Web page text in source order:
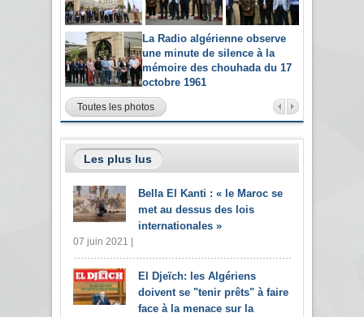
La Radio algérienne observe
une minute de silence à la
mémoire des chouhada du 17
octobre 1961
Toutes les photos
Les plus lus
Bella El Kanti : « le Maroc se
met au dessus des lois
internationales »
07 juin 2021 |
El Djeïch: les Algériens
doivent se "tenir prêts" à faire
face à la menace sur la